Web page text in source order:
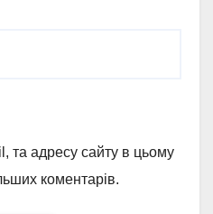
та адресу сайту в цьому
коментарів.